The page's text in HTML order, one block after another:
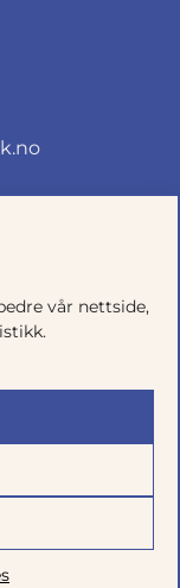
vår nettside,
innstillinger